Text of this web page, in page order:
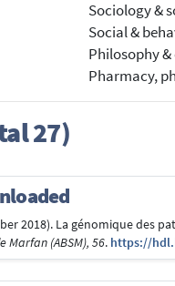
Sociology &
Social &
Philosophy
Pharmacy,
27)
2018). La génomique des
Marfan (ABSM), 56. https://